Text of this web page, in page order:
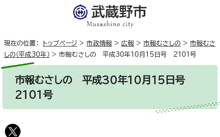
現在の位置： トップページ > 市政情報 > 広報 > 市報むさしの > 市報むさ
しの（平成30年） > 市報むさしの 平成30年10月15日号 2101号
市報むさしの 平成30年10月15日号
2101号